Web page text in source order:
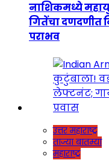
नाशिकमध्ये
गितेंचा दणदणीत
पराभव
उत्तर महाराष्ट्र
ताज्या बातम्या
महाराष्ट्र